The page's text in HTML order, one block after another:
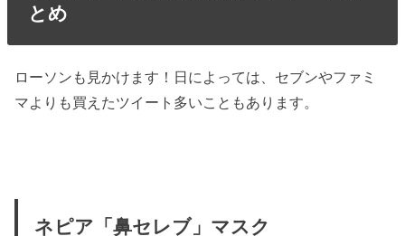
とめ
ローソンも見かけます！日によっては、セブンやファミ
マよりも買えたツイート多いこともあります。
ネピア「鼻セレブ」マスク